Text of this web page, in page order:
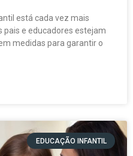
está cada vez mais
pais e educadores estejam
medidas para garantir o
EDUCAÇÃO INFANTIL